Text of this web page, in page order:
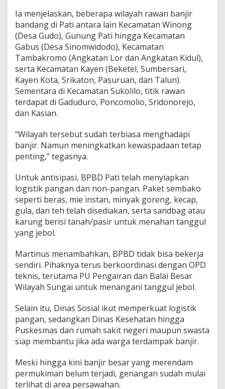
i
r
Ia menjelaskan, beberapa wilayah rawan banjir
bandang di Pati antara lain Kecamatan Winong
(Desa Gudo), Gunung Pati hingga Kecamatan
Gabus (Desa Sinomwidodo), Kecamatan
Tambakromo (Angkatan Lor dan Angkatan Kidul),
serta Kecamatan Kayen (Beketel, Sumbersari,
Kayen Kota, Srikaton, Pasuruan, dan Talun).
Sementara di Kecamatan Sukolilo, titik rawan
terdapat di Gaduduro, Poncomolio, Sridonorejo,
dan Kasian.
“Wilayah tersebut sudah terbiasa menghadapi
banjir. Namun meningkatkan kewaspadaan tetap
penting,” tegasnya.
Untuk antisipasi, BPBD Pati telah menyiapkan
logistik pangan dan non-pangan. Paket sembako
seperti beras, mie instan, minyak goreng, kecap,
gula, dan teh telah disediakan, serta sandbag atau
karung berisi tanah/pasir untuk menahan tanggul
yang jebol.
Martinus menambahkan, BPBD tidak bisa bekerja
sendiri. Pihaknya terus berkoordinasi dengan OPD
teknis, terutama PU Pengairan dan Balai Besar
Wilayah Sungai untuk menangani tanggul jebol.
Selain itu, Dinas Sosial ikut memperkuat logistik
pangan, sedangkan Dinas Kesehatan hingga
Puskesmas dan rumah sakit negeri maupun swasta
siap membantu jika ada warga terdampak banjir.
Meski hingga kini banjir besar yang merendam
permukiman belum terjadi, genangan sudah mulai
terlihat di area persawahan.